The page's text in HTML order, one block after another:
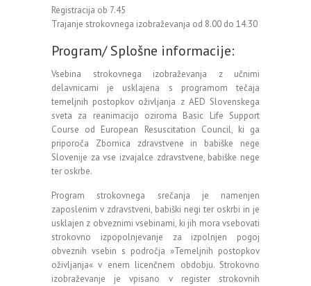
Registracija ob 7.45
Trajanje strokovnega izobraževanja od 8.00 do 14.30
Program/ Splošne informacije:
Vsebina strokovnega izobraževanja z učnimi
delavnicami je usklajena s programom tečaja
temeljnih postopkov oživljanja z AED Slovenskega
sveta za reanimacijo oziroma Basic Life Support
Course od European Resuscitation Council, ki ga
priporoča Zbornica zdravstvene in babiške nege
Slovenije za vse izvajalce zdravstvene, babiške nege
ter oskrbe.
Program strokovnega srečanja je namenjen
zaposlenim v zdravstveni, babiški negi ter oskrbi in je
usklajen z obveznimi vsebinami, ki jih mora vsebovati
strokovno izpopolnjevanje za izpolnjen pogoj
obveznih vsebin s področja »Temeljnih postopkov
oživljanja« v enem licenčnem obdobju. Strokovno
izobraževanje je vpisano v register strokovnih